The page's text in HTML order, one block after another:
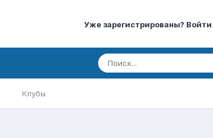
Уже зарегистрированы? Войти
Клубы